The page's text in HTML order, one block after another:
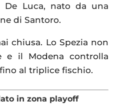
Luca, nato da una
di Santoro.
chiusa. Lo Spezia non
e il Modena controlla
al triplice fischio.
in zona playoff